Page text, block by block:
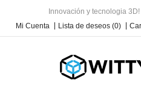
Innovación y tecnologia
Mi Cuenta
Lista de deseos (0)